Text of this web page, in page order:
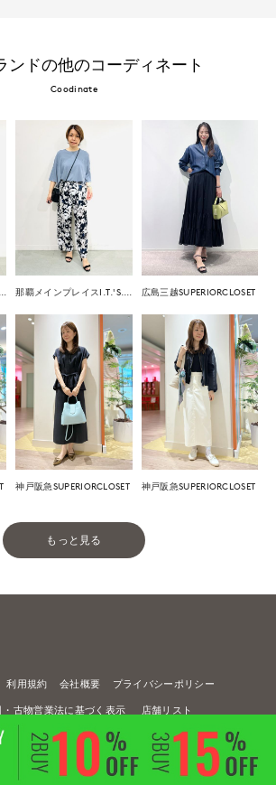
ンドの他のコーディネート
Coodinate
広島三越SUPERIORCLOSET
神戸阪急SUPERIORCLOSET 神戸阪急SUPERIORCLOSET
もっと見る
利用規約 会社概要 プライバシーポリシー
・古物営業法に基づく表示 店舗リスト
© FLANDRE CO., LTD.